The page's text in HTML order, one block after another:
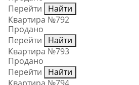
Перейти
Найти
Квартира №792
Продано
Перейти
Найти
Квартира №793
Продано
Перейти
Найти
Квартира №794